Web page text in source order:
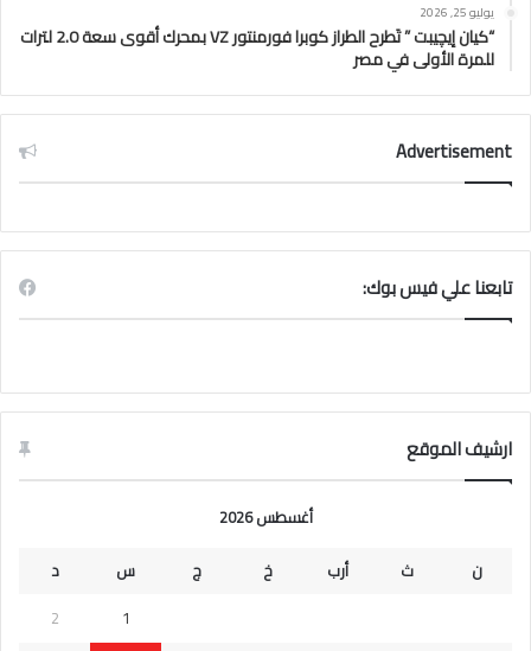
يوليو 25, 2026
“كيان إيچيبت ” تَطرح الطراز كوبرا فورمنتور VZ بمحرك أقوى سعة 2.0 لترات
للمرة الأولى في مصر
Advertisement
تابعنا علي فيس بوك:
ارشيف الموقع
أغسطس 2026
ن
ث أرب خ ج س
د
1
2